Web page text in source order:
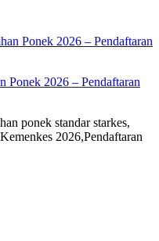
Ponek 2026 – Pendaftaran
ponek standar starkes,
2026,Pendaftaran